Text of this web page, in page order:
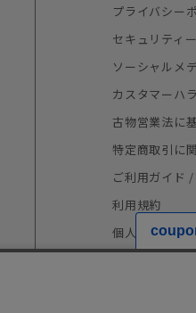
プライバシー
セキュリティ
ソーシャルメ
カスタマーハ
古物営業法に
特定商取引に
ご利用ガイド
利用規約
個人情報の取